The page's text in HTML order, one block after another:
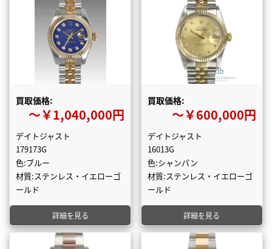
買取価格:
〜￥1,040,000円
デイトジャスト
179173G
色:ブルー
材質:ステンレス・イエローゴ
ールド
詳細を見る
買取価格:
〜￥600,000円
デイトジャスト
16013G
色:シャンパン
材質:ステンレス・イエローゴ
ールド
詳細を見る